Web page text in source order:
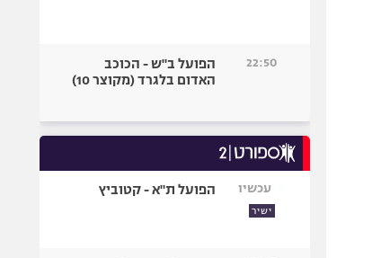
22:50
הפועל ב"ש - הכוכב
האדום בלגרד (מקוצר 10)
עכשיו
ישיר
הפועל ת"א - קטוביץ